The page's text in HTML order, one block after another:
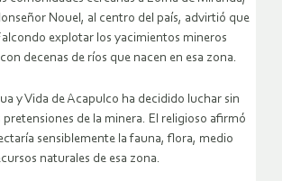
Nouel, al centro del país, advirtió que
explotar los yacimientos mineros
decenas de ríos que nacen en esa zona.
y Vida de Acapulco ha decidido luchar sin
de la minera. El religioso afirmó
sensiblemente la fauna, flora, medio
naturales de esa zona.